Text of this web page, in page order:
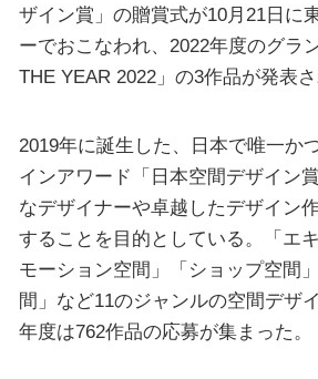
ザイン賞」の贈賞式が10月21日に
ーでおこなわれ、2022年度のグラ
THE YEAR 2022」の3作品が発表さ
2019年に誕生した、日本で唯一か
インアワード「日本空間デザイン
なデザイナーや卓越したデザイン
することを目的としている。「エ
モーション空間」「ショップ空間
間」など11のジャンルの空間デザ
年度は762作品の応募が集まった。